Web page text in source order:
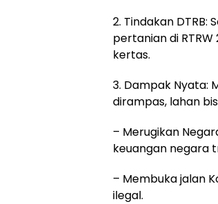
2. Tindakan
pertanian di
kertas.
3. Dampak Nyata:
dirampas, lahan
– Merugikan
keuangan negara
– Membuka jalan
ilegal.